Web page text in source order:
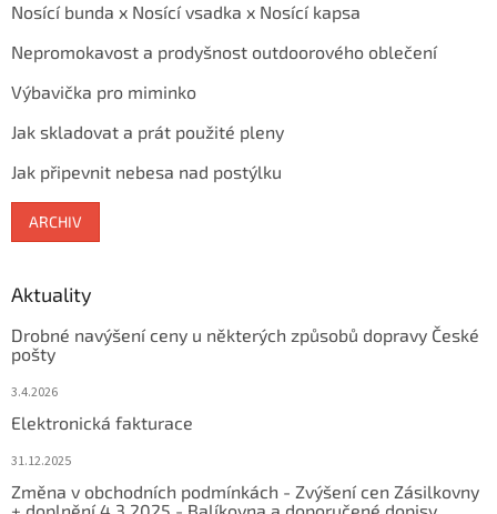
Nosící bunda x Nosící vsadka x Nosící kapsa
Nepromokavost a prodyšnost outdoorového oblečení
Výbavička pro miminko
Jak skladovat a prát použité pleny
Jak připevnit nebesa nad postýlku
ARCHIV
Aktuality
Drobné navýšení ceny u některých způsobů dopravy České
pošty
3.4.2026
Elektronická fakturace
31.12.2025
Změna v obchodních podmínkách - Zvýšení cen Zásilkovny